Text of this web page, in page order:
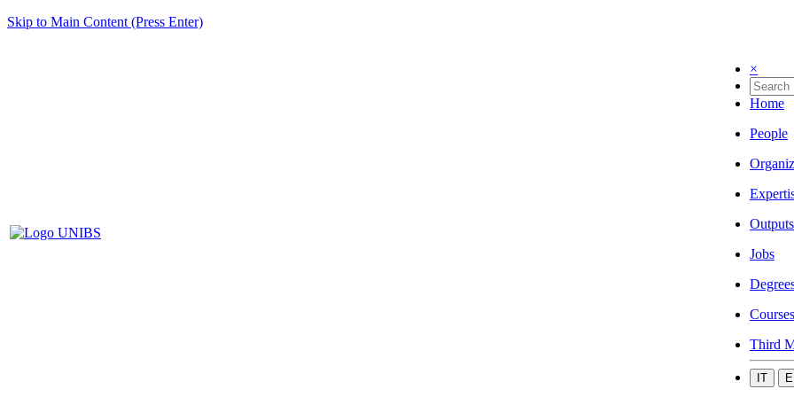
Skip to Main Content (Press Enter)
×
Home
People
Outputs
Jobs
Courses
Third
IT